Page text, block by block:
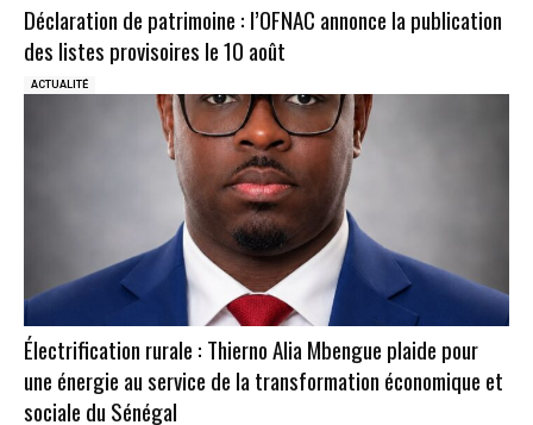
Déclaration de patrimoine : l’OFNAC annonce la publication
des listes provisoires le 10 août
ACTUALITÉ
Électrification rurale : Thierno Alia Mbengue plaide pour
une énergie au service de la transformation économique et
sociale du Sénégal